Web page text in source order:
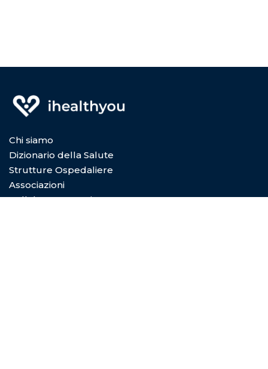
Chi siamo
Dizionario della Salute
Strutture Ospedaliere
Associazioni
Collabora con Noi